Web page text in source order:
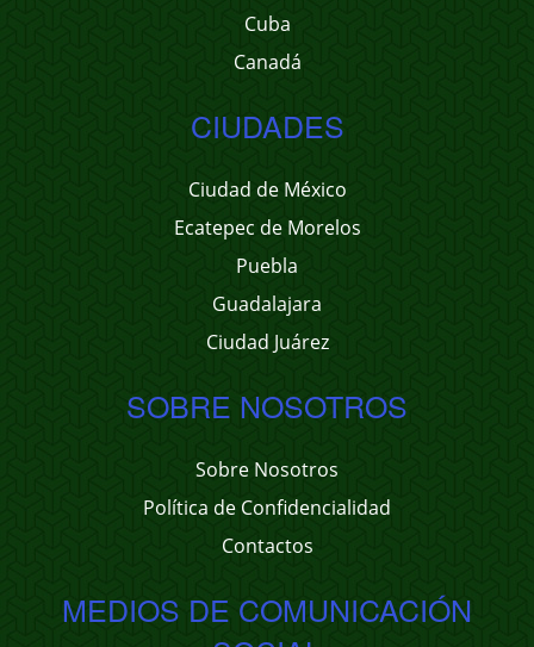
Cuba
Canadá
CIUDADES
Ciudad de México
Ecatepec de Morelos
Puebla
Guadalajara
Ciudad Juárez
SOBRE NOSOTROS
Sobre Nosotros
Política de Confidencialidad
Contactos
MEDIOS DE COMUNICACIÓN